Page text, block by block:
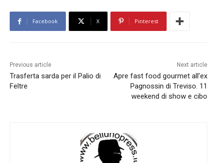
Facebook X Pinterest
Previous article
Trasferta sarda per il Palio di
Feltre
Next article
Apre fast food gourmet all’ex
Pagnossin di Treviso. 11
weekend di show e cibo